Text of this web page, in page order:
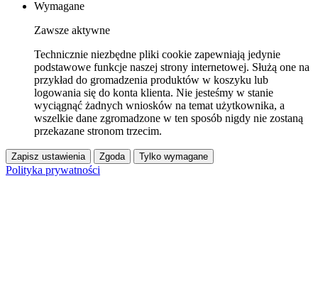
Wymagane
Zawsze aktywne
Technicznie niezbędne pliki cookie zapewniają jedynie
podstawowe funkcje naszej strony internetowej. Służą one na
przykład do gromadzenia produktów w koszyku lub
logowania się do konta klienta. Nie jesteśmy w stanie
wyciągnąć żadnych wniosków na temat użytkownika, a
wszelkie dane zgromadzone w ten sposób nigdy nie zostaną
przekazane stronom trzecim.
Zapisz ustawienia Zgoda Tylko wymagane
Polityka prywatności